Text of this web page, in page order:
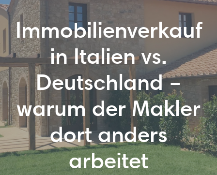
Immobilienverkauf
in Italien vs.
Deutschland –
warum der Makler
dort anders
arbeitet